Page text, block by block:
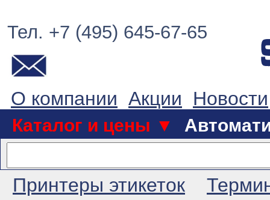
Тел. +7 (495) 645-67-65
О компании Акции Новости
Каталог и цены ▼
Принтеры этикеток